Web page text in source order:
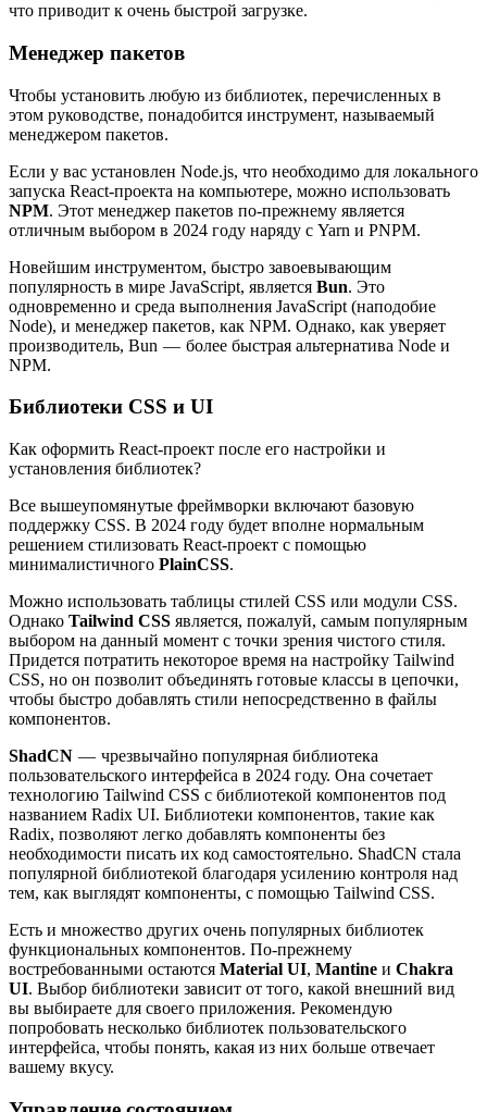
что приводит к очень быстрой загрузке.
Менеджер пакетов
Чтобы установить любую из библиотек, перечисленных в
этом руководстве, понадобится инструмент, называемый
менеджером пакетов.
Если у вас установлен Node.js, что необходимо для локального
запуска React-проекта на компьютере, можно использовать
NPM. Этот менеджер пакетов по-прежнему является
отличным выбором в 2024 году наряду с Yarn и PNPM.
Новейшим инструментом, быстро завоевывающим
популярность в мире JavaScript, является Bun. Это
одновременно и среда выполнения JavaScript (наподобие
Node), и менеджер пакетов, как NPM. Однако, как уверяет
производитель, Bun — более быстрая альтернатива Node и
NPM.
Библиотеки CSS и UI
Как оформить React-проект после его настройки и
установления библиотек?
Все вышеупомянутые фреймворки включают базовую
поддержку CSS. В 2024 году будет вполне нормальным
решением стилизовать React-проект с помощью
минималистичного PlainCSS.
Можно использовать таблицы стилей CSS или модули CSS.
Однако Tailwind CSS является, пожалуй, самым популярным
выбором на данный момент с точки зрения чистого стиля.
Придется потратить некоторое время на настройку Tailwind
CSS, но он позволит объединять готовые классы в цепочки,
чтобы быстро добавлять стили непосредственно в файлы
компонентов.
ShadCN — чрезвычайно популярная библиотека
пользовательского интерфейса в 2024 году. Она сочетает
технологию Tailwind CSS с библиотекой компонентов под
названием Radix UI. Библиотеки компонентов, такие как
Radix, позволяют легко добавлять компоненты без
необходимости писать их код самостоятельно. ShadCN стала
популярной библиотекой благодаря усилению контроля над
тем, как выглядят компоненты, с помощью Tailwind CSS.
Есть и множество других очень популярных библиотек
функциональных компонентов. По-прежнему
востребованными остаются Material UI, Mantine и Chakra
UI. Выбор библиотеки зависит от того, какой внешний вид
вы выбираете для своего приложения. Рекомендую
попробовать несколько библиотек пользовательского
интерфейса, чтобы понять, какая из них больше отвечает
вашему вкусу.